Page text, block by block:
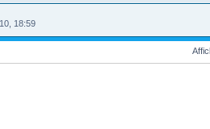
18:59